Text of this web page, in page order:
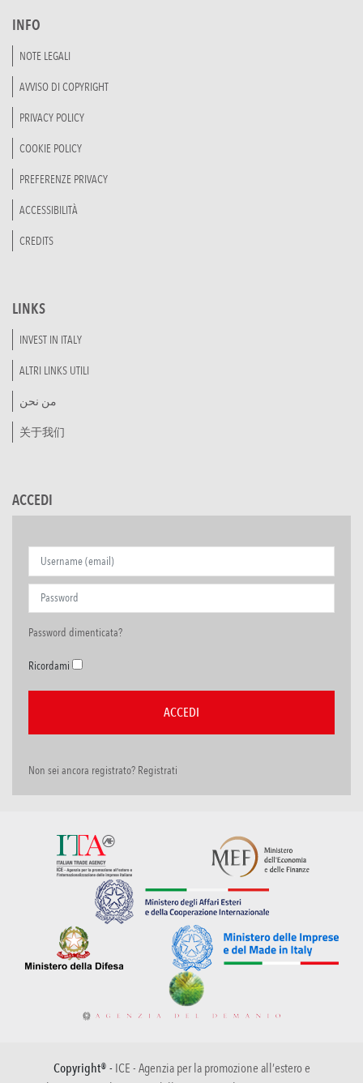
INFO
NOTE LEGALI
AVVISO DI COPYRIGHT
PRIVACY POLICY
COOKIE POLICY
PREFERENZE PRIVACY
ACCESSIBILITÀ
CREDITS
LINKS
INVEST IN ITALY
ALTRI LINKS UTILI
من نحن
关于我们
ACCEDI
Password dimenticata?
Ricordami
Non sei ancora registrato? Registrati
Copyright® - ICE - Agenzia per la promozione all’estero e